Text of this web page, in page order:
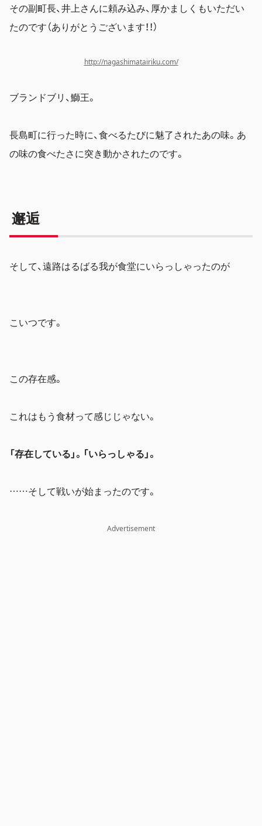
その副町長、井上さんに頼み込み、厚かましくもいただい
たのです（ありがとうございます！！）
http://nagashimatairiku.com/
ブランドブリ、鰤王。
長島町に行った時に、食べるたびに魅了されたあの味。あ
の味の食べたさに突き動かされたのです。
邂逅
そして、遠路はるばる我が食堂にいらっしゃったのが
こいつです。
この存在感。
これはもう食材って感じじゃない。
「存在している」。「いらっしゃる」。
……そして戦いが始まったのです。
Advertisement